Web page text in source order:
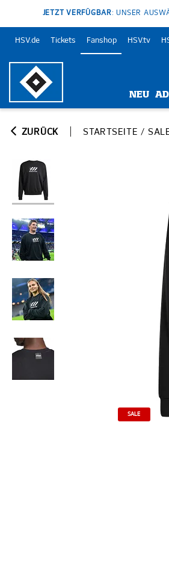
JETZT VERFÜGBAR: UNSER
HSV.de Tickets Fanshop HSV.tv
NEU
ZURÜCK STARTSEITE /
SALE